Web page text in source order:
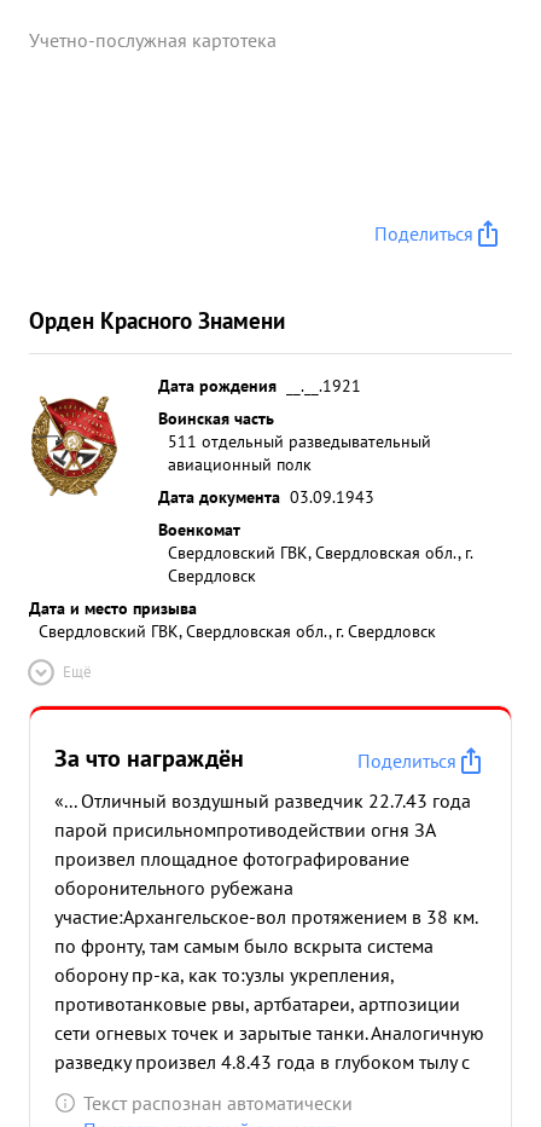
Учетно-послужная картотека
Поделиться
Орден Красного Знамени
Дата рождения
__.__.1921
Воинская часть
511 отдельный разведывательный
авиационный полк
Дата документа 03.09.1943
Военкомат
Свердловский ГВК, Свердловская обл., г.
Свердловск
Дата и место призыва
Свердловский ГВК, Свердловская обл., г. Свердловск
Ещё
За что награждён
Поделиться
«... Отличный воздушный разведчик 22.7.43 года
парой присильномпротиводействии огня ЗА
произвел площадное фотографирование
оборонительного рубежана
участие:Архангельское-вол протяжением в 38 км.
по фронту, там самым было вскрыта система
оборону пр-ка, как то:узлы укрепления,
противотанковые рвы, артбатареи, артпозиции
сети огневых точек и зарытые танки. Аналогичную
разведку произвел 4.8.43 года в глубоком тылу с
цель вскрытия оборонительных сооружений на
рубеже: Грайворон-Ахтырка, Ахтырка Опошня
Текст распознан автоматически